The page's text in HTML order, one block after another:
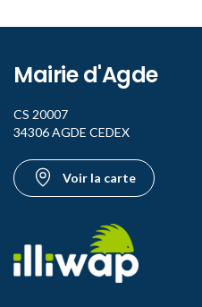
Mairie d'Agde
CS 20007
34306 AGDE CEDEX
Voir la carte